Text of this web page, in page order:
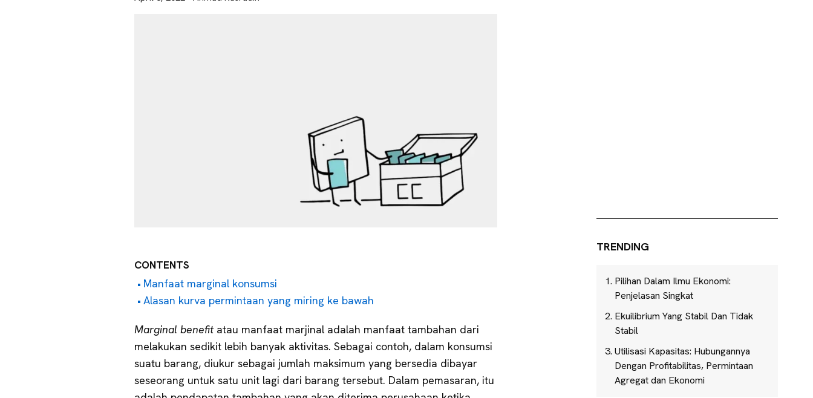
CONTENTS
Manfaat marginal konsumsi
Alasan kurva permintaan yang miring ke bawah
Marginal benefitatau manfaat marjinal adalah manfaat tambahan dari
melakukan sedikit lebih banyak aktivitas. Sebagai contoh, dalam konsumsi
suatu barang, diukur sebagai jumlah maksimum yang bersedia dibayar
seseorang untuk satu unit lagi dari barang tersebut. Dalam pemasaran, itu
TRENDING
Pilihan Dalam Ilmu Ekonomi:
Penjelasan Singkat
Ekuilibrium Yang Stabil Dan Tidak
Stabil
Utilisasi Kapasitas: Hubungannya
Dengan Profitabilitas, Permintaan
Agregat dan Ekonomi